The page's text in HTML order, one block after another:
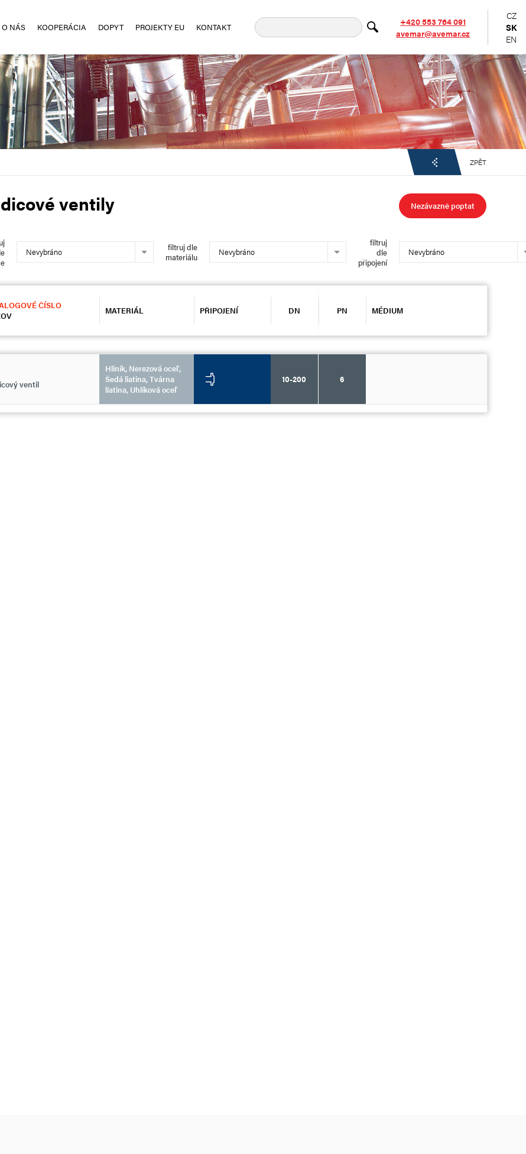
O NÁS KOOPERÁCIA DOPYT PROJEKTY EU KONTAKT
+420 553 764 091
avemar@avemar.cz
CZ
SK
EN
ZPĚT
ventily Nezávazně poptat
Nevybráno
filtruj dle
materiálu
Nevybráno
filtruj
dle
připojení
Nevybráno
ČÍSLO
MATERIÁL PŘIPOJENÍ DN PN MÉDIUM
ventil
Hliník, Nerezová oceľ,
Šedá liatina, Tvárna
liatina, Uhlíková oceľ
10-200 6